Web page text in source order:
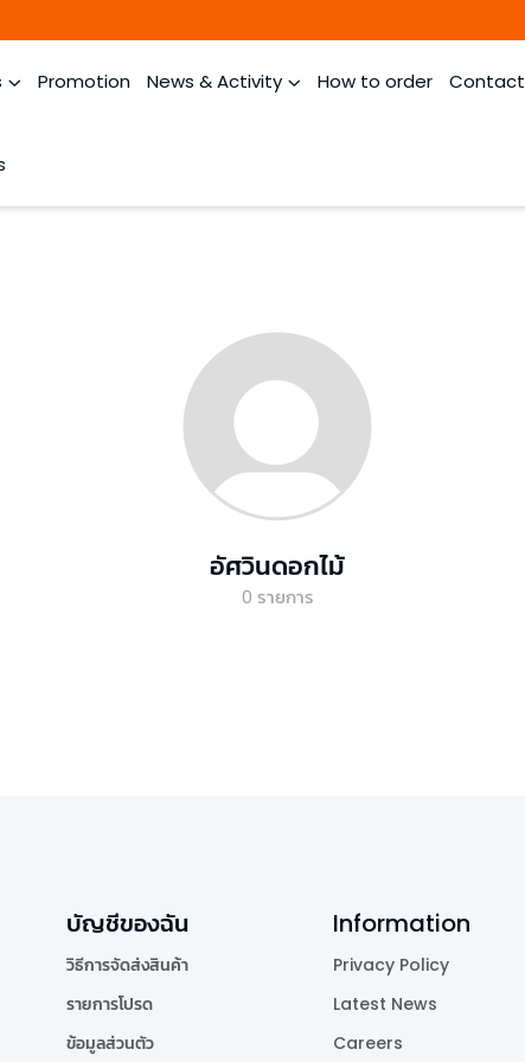
Promotion News & Activity How to order Contact
อัศวินดอกไม้
0 รายการ
บัญชีของฉัน
วิธีการจัดส่งสินค้า
รายการโปรด
ข้อมูลส่วนตัว
Information
Privacy Policy
Latest News
Careers